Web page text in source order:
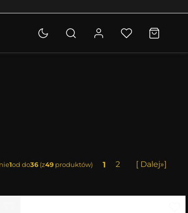
1od do36 (z49 produktów) 1 2 [ Dalej»]